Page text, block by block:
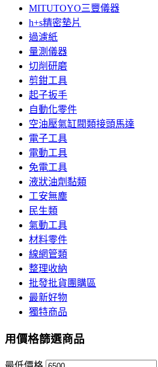
MITUTOYO三豐儀器
h+s精密墊片
過濾紙
量測儀器
切削研磨
剪鉗工具
起子扳手
自動化零件
空油壓氣缸閥類接頭馬達
電子工具
電動工具
免電工具
液狀油劑黏類
工安無塵
民生類
氣動工具
材料零件
線網管類
整理收納
批發批貨團購區
最新好物
獨特商品
用價格篩選商品